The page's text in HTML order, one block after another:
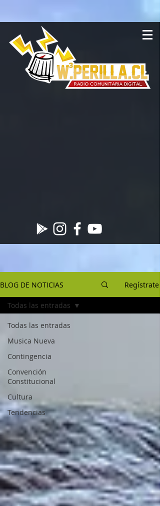
BLOG DE NOTICIAS Regístrate
Todas las entradas
Musica Nueva
Contingencia
Convención
Constitucional
Cultura
Tendencias
Todas las entradas